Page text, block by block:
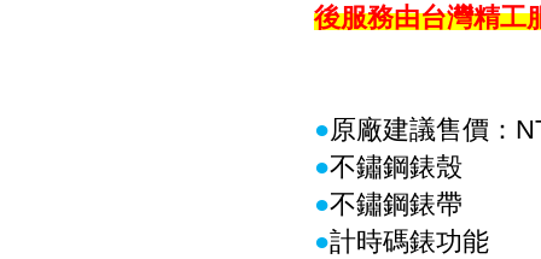
後服務由台灣精工
●原廠建議售價：
●不鏽鋼錶殼
●不鏽鋼錶帶
●計時碼錶功能